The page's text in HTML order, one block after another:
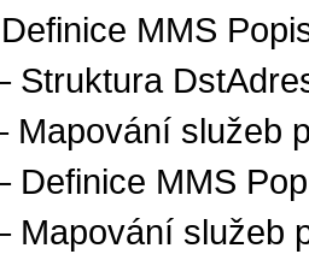
MMS
Struktura
Mapování služeb
Definice MMS
Mapování služeb